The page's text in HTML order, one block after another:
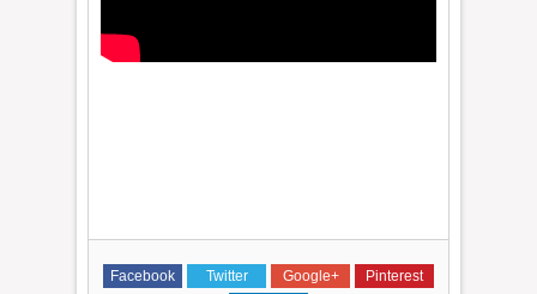
Facebook Twitter Google+
Pinterest